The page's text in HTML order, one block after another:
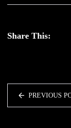
Share This:
PREVIOUS